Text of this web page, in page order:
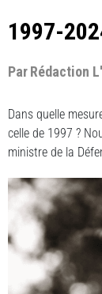
1997-
ParRédaction
Dans quelle
celle de 1997 ?
ministre de la